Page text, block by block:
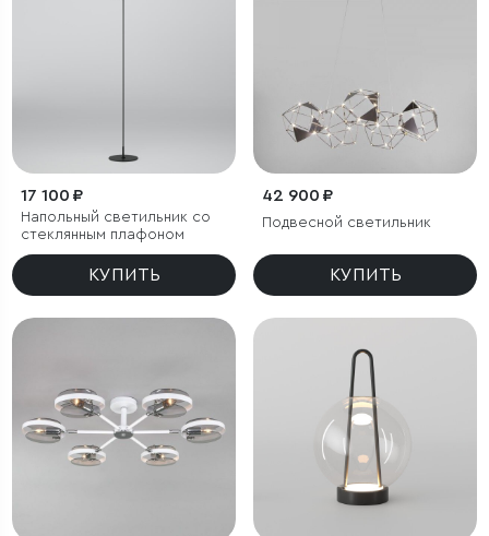
17 100 ₽
Напольный светильник со
стеклянным плафоном
КУПИТЬ
42 900 ₽
Подвесной светильник
КУПИТЬ